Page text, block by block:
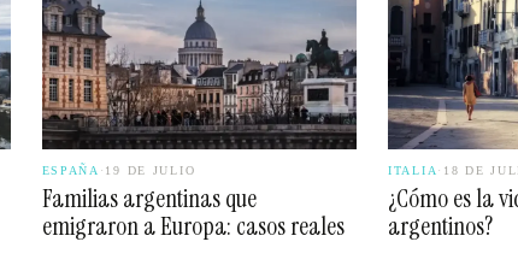
ESPAÑA · 19 DE JULIO
Familias argentinas que
emigraron a Europa: casos reales
ITALIA · 18 DE
¿Cómo es la
argentinos?